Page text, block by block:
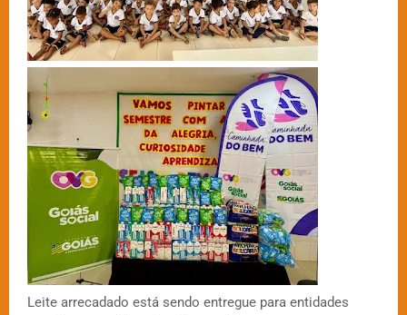
Leite arrecadado está sendo entregue para entidades